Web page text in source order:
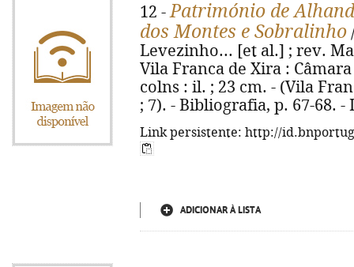
12 -Património de
dos Montes e Sobralinho
Levezinho... [et al.] ; rev.
Vila Franca de Xira :
colns : il. ; 23 cm. - (Vila
; 7). - Bibliografia, p. 67-68. -
Link persistente: http://
ADICIONAR À LISTA